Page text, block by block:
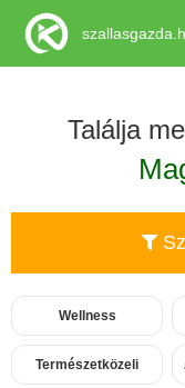
Találja
Wellness
Természetközeli